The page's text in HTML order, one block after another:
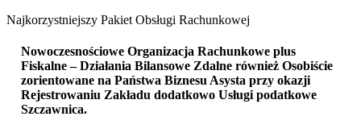
Najkorzystniejszy Pakiet Obsługi Rachunkowej
Nowoczesnościowe Organizacja Rachunkowe plus
Fiskalne – Działania Bilansowe Zdalne również Osobiście
zorientowane na Państwa Biznesu Asysta przy okazji
Rejestrowaniu Zakładu dodatkowo Usługi podatkowe
Szczawnica.